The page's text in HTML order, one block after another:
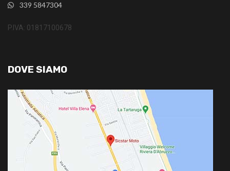
339 5847304
P.IVA: 01817100678
DOVE SIAMO